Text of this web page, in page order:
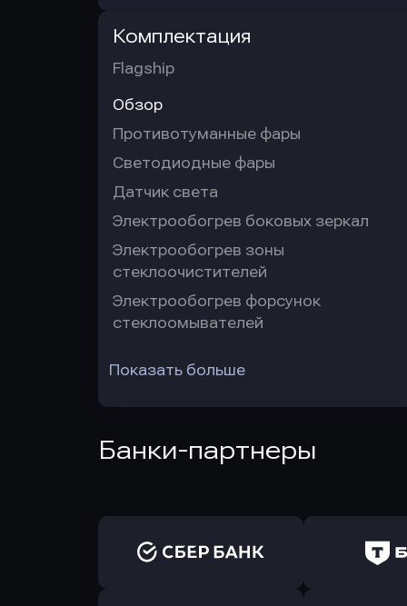
Комплектация
Flagship
Обзор
Противотуманные фары
Светодиодные фары
Датчик света
Электрообогрев боковых зеркал
Электрообогрев зоны
стеклоочистителей
Электрообогрев форсунок
стеклоомывателей
Показать больше
Банки-партнеры